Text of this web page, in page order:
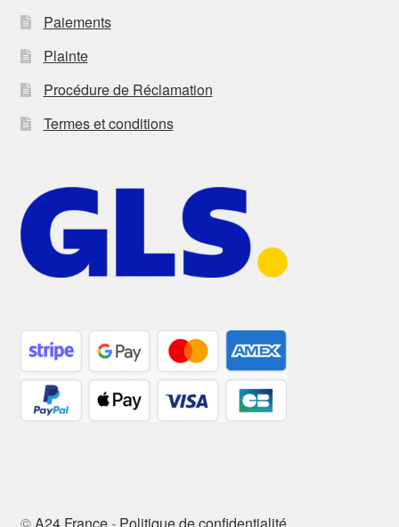
Paiements
Plainte
Procédure de Réclamation
Termes et conditions